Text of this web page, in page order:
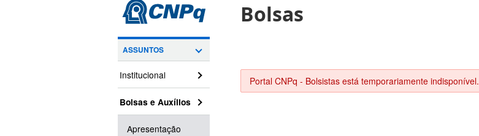
ASSUNTOS
Institucional
Bolsas e Auxílios
Apresentação
Bolsas
Portal CNPq - Bolsistas está temporariamente indisponível.